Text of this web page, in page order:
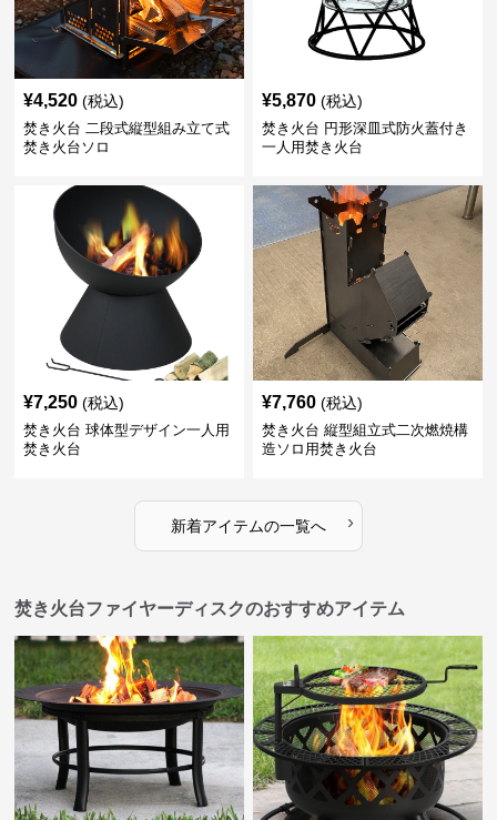
¥4,520 (税込)
焚き火台 二段式縦型組み立て式
焚き火台ソロ
¥5,870 (税込)
焚き火台 円形深皿式防火蓋付き
一人用焚き火台
¥7,250 (税込)
焚き火台 球体型デザイン一人用
焚き火台
¥7,760 (税込)
焚き火台 縦型組立式二次燃焼構
造ソロ用焚き火台
新着アイテムの一覧へ ›
焚き火台ファイヤーディスクのおすすめアイテム